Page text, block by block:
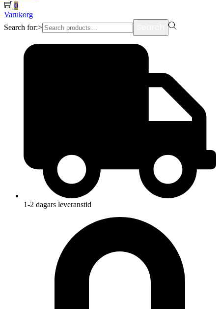
0
Varukorg
Search for:>
1-2 dagars leveranstid